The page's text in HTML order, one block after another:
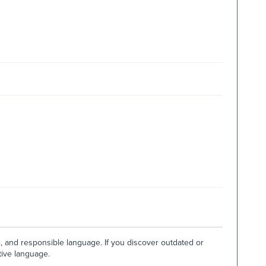
responsible language. If you discover outdated or
language.